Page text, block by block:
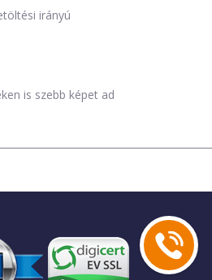
irányú
is szebb képet ad